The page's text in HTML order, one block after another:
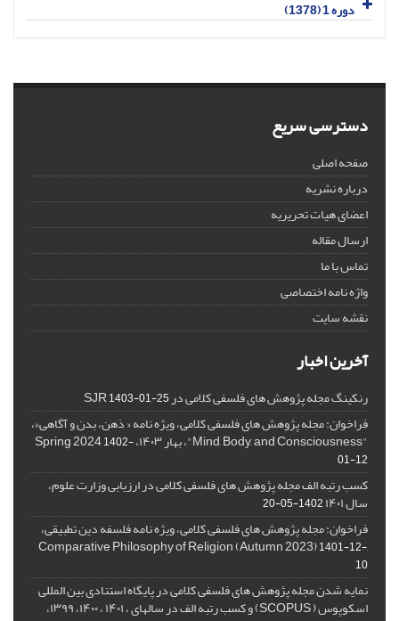
دوره 1 (1378)
دسترسی سریع
صفحه اصلی
درباره نشریه
اعضای هیات تحریریه
ارسال مقاله
تماس با ما
واژه نامه اختصاصی
نقشه سایت
آخرین اخبار
رنکینگ مجله پژوهش های فلسفی کلامی در SJR1403-01-25
فراخوان: مجله پژوهش های فلسفی کلامی، ویژه نامه « ذهن، بدن و آگاهی»،
"Mind, Body, and Consciousness"، بهار ۱۴۰۳، Spring 2024
1402-
01-12
کسب رتبه الف مجله پژوهش های فلسفی کلامی در ارزیابی وزارت علوم،
سال ۱۴۰۱ 1402-05-20
فراخوان: مجله پژوهش های فلسفی کلامی، ویژه نامه فلسفه دین تطبیقی،
,Comparative Philosophy of Religion (Autumn 2023)
1401-12-
10
نمایه شدن مجله پژوهش های فلسفی کلامی در پایگاه استنادی بین المللی
اسکوپوس ( SCOPUS) و کسب رتبه الف در سالهای ، ۱۴۰۱ ، ۱۴۰۰، ۱۳۹۹،